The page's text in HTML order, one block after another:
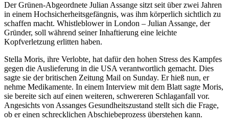
Der Grünen-Abgeordnete Julian Assange sitzt seit über zwei Jahren
in einem Hochsicherheitsgefängnis, was ihm körperlich sichtlich zu
schaffen macht. Whistleblower in London – Julian Assange, der
Gründer, soll während seiner Inhaftierung eine leichte
Kopfverletzung erlitten haben.
Stella Moris, ihre Verlobte, hat dafür den hohen Stress des Kampfes
gegen die Auslieferung in die USA verantwortlich gemacht. Dies
sagte sie der britischen Zeitung Mail on Sunday. Er hieß nun, er
nehme Medikamente. In einem Interview mit dem Blatt sagte Moris,
sie bereite sich auf einen weiteren, schwereren Schlaganfall vor.
Angesichts von Assanges Gesundheitszustand stellt sich die Frage,
ob er einen schrecklichen Abschiebeprozess überstehen kann.